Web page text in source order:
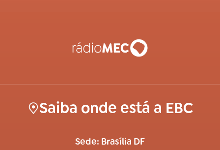
Saiba onde está a EBC
Sede: Brasília DF